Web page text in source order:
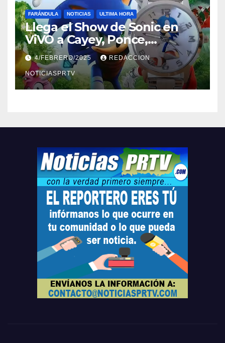
FARÁNDULA NOTICIAS ULTIMA HORA
Llega el Show de Sonic en
ViVO a Cayey, Ponce,
Barceloneta y Humacao,
Relojes gratis para el que
compre ahora….
4/FEBRERO/2025 REDACCION
NOTICIASPRTV